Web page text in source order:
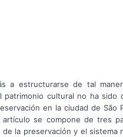
a estructurarse de tal
cultural no ha sido
en la ciudad de São
se compone de tres
la preservación y el sistema